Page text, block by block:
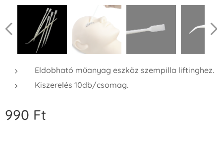
Eldobható műanyag eszköz szempilla liftinghez.
Kiszerelés 10db/csomag.
990 Ft